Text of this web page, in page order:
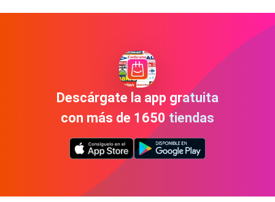
Descárgate la app gratuita
con más de 1650 tiendas